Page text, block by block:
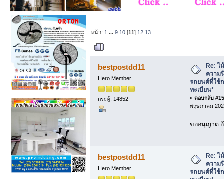
หน้า: 1 ...9 10 [11] 12 13
รถยนต์ที่ใช้กล้องอ่านป้ายทะเบียน* (อ่า
bestpostdd11
Hero Member
กระทู้: 14852
Re:
ความ
รถยนต์ที่ใช้
ทะเบียน*
« ตอบกลับ
พฤษภาคม
ขออนุญาต
bestpostdd11
Hero Member
Re:
ความ
รถยนต์ที่ใช้